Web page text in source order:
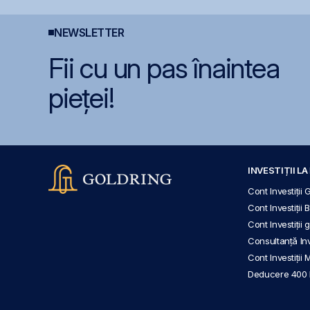
NEWSLETTER
Fii cu un pas înaintea
pieței!
INVESTIȚII LA
Cont Investiții
Cont Investiții
Cont Investiții
Consultanță
Cont Investiții
Deducere 400